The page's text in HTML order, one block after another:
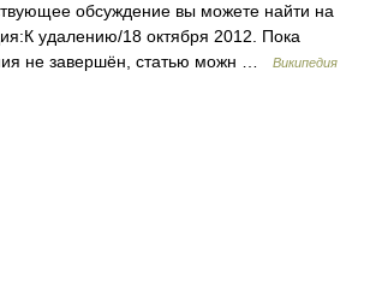
обсуждение вы можете найти на
удалению/18 октября 2012. Пока
не завершён, статью можн …
Википедия